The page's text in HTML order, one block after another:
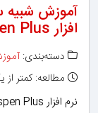
آموزش شبیه
افزار Aspen Plus
دسته‌بندی:
مطالعه: کمتر